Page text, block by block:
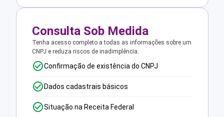
Consulta Sob Medida
Tenha acesso completo a todas as informações sobre um
CNPJ e reduza riscos de inadimplência.
Confirmação de existência do CNPJ
Dados cadastrais básicos
Situação na Receita Federal